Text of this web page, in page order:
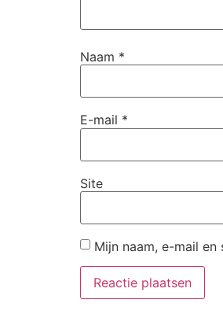
Naam *
E-mail *
Site
Mijn naam, e-mail